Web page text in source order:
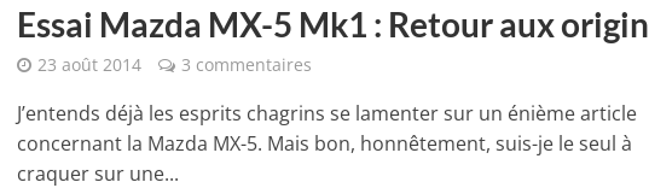
Essai Mazda MX-5 Mk1 : Retour aux
23 août 2014 3 commentaires
J’entends déjà les esprits chagrins se lamenter sur un énième article
concernant la Mazda MX-5. Mais bon, honnêtement, suis-je le seul à
craquer sur une...